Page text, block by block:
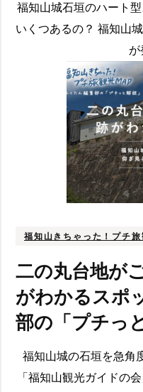
福知山城石垣のハート
いくつあるの？ 福知山
福知山きちゃった！プチ
二の丸台地が
がわかるスポ
部の「プチっ
福知山城の石垣を急角
「福知山観光ガイドの